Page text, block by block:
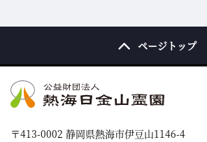
ページトップ
〒413-0002 静岡県熱海市伊豆山1146-4